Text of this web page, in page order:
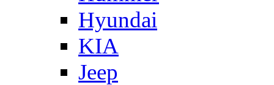
Hyundai
KIA
Jeep